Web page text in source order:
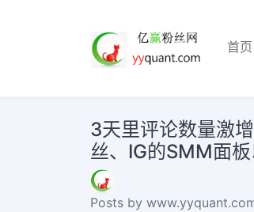
首页
3天里评论数量激
丝、IG的SMM面板
Posts by